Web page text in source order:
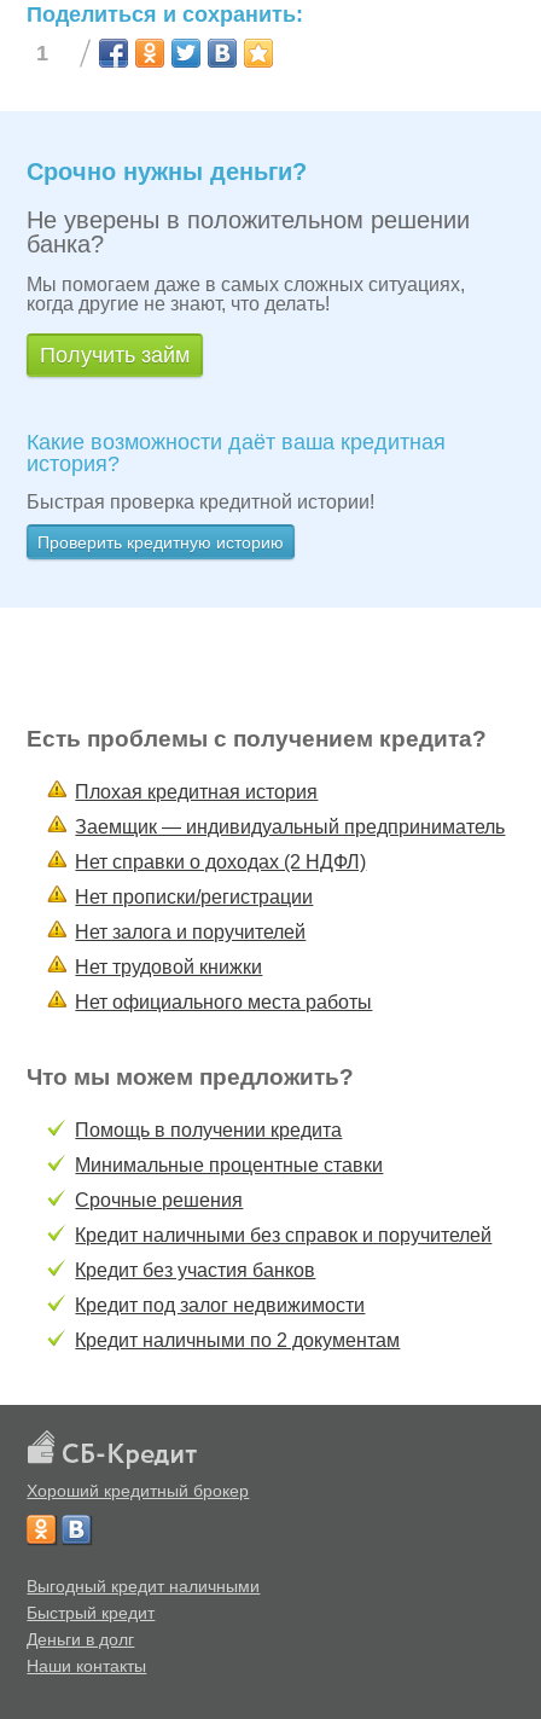
Поделиться и сохранить:
1
Срочно нужны деньги?
Не уверены в положительном решении
банка?
Мы помогаем даже в самых сложных ситуациях,
когда другие не знают, что делать!
Получить займ
Какие возможности даёт ваша кредитная
история?
Быстрая проверка кредитной истории!
Проверить кредитную историю
Есть проблемы с получением кредита?
Плохая кредитная история
Заемщик — индивидуальный предприниматель
Нет справки о доходах (2 НДФЛ)
Нет прописки/регистрации
Нет залога и поручителей
Нет трудовой книжки
Нет официального места работы
Что мы можем предложить?
Помощь в получении кредита
Минимальные процентные ставки
Срочные решения
Кредит наличными без справок и поручителей
Кредит без участия банков
Кредит под залог недвижимости
Кредит наличными по 2 документам
Хороший кредитный брокер
Выгодный кредит наличными
Быстрый кредит
Деньги в долг
Наши контакты